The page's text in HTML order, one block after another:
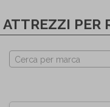
ATTREZZI PER
Cerca per marca